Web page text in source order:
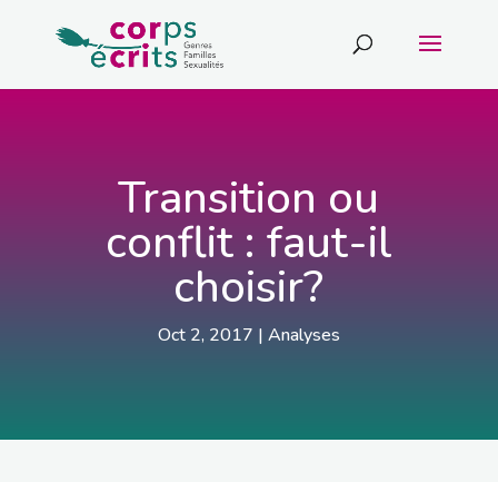
Transition ou
conflit : faut-il
choisir?
Oct 2, 2017 | Analyses